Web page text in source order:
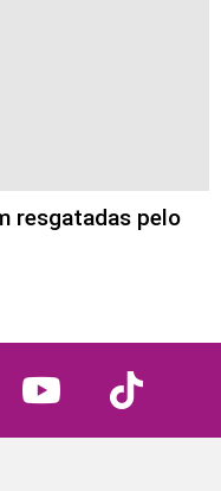
resgatadas pelo
youtube tiktok